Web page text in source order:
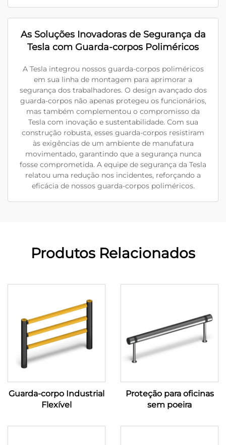
As Soluções Inovadoras de Segurança da
Tesla com Guarda-corpos Poliméricos
A Tesla integrou nossos guarda-corpos poliméricos
em sua linha de montagem para aprimorar a
segurança dos trabalhadores. O design avançado dos
guarda-corpos não apenas protegeu os funcionários,
mas também complementou o compromisso da
Tesla com inovação e sustentabilidade. Com sua
construção robusta, esses guarda-corpos resistiram
às exigências de um ambiente de manufatura
movimentado, garantindo que a segurança nunca
fosse comprometida. A equipe de segurança da Tesla
relatou uma redução nos incidentes, reforçando a
eficácia de nossos guarda-corpos poliméricos.
Produtos Relacionados
Guarda-corpo Industrial
Flexível
Proteção para oficinas
sem poeira